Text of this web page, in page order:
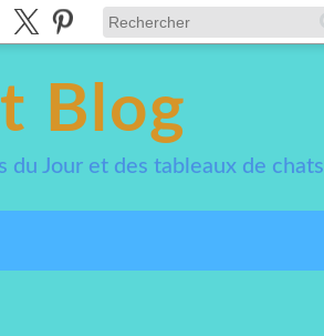
Blog
du Jour et des tableaux de chats